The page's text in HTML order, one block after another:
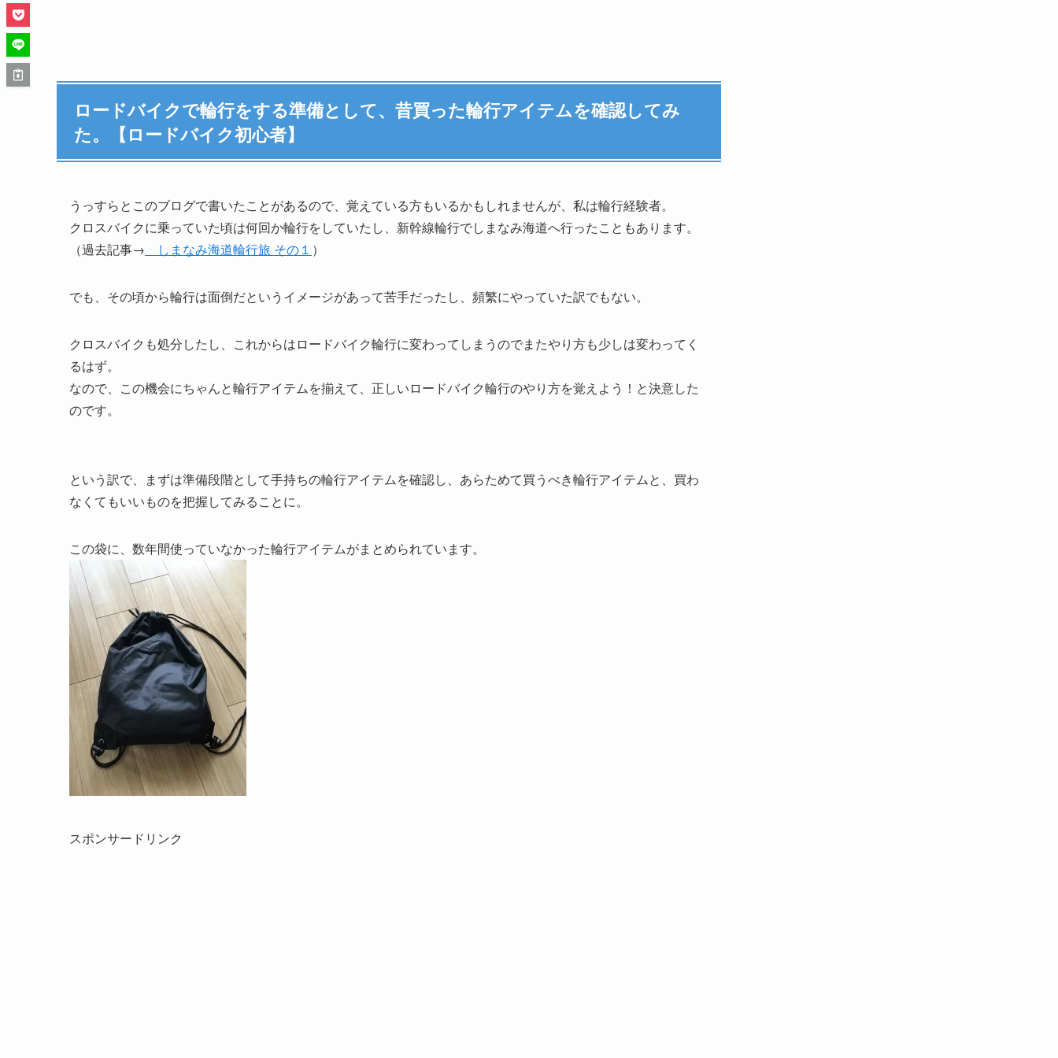
ロードバイクで輪行をする準備として、昔買った輪行アイテムを確認してみ
た。【ロードバイク初心者】
うっすらとこのブログで書いたことがあるので、覚えている方もいるかもしれませんが、私は輪行経験者。
クロスバイクに乗っていた頃は何回か輪行をしていたし、新幹線輪行でしまなみ海道へ行ったこともあります。
（過去記事→ しまなみ海道輪行旅 その１ ）
でも、その頃から輪行は面倒だというイメージがあって苦手だったし、頻繁にやっていた訳でもない。
クロスバイクも処分したし、これからはロードバイク輪行に変わってしまうのでまたやり方も少しは変わってく
るはず。
なので、この機会にちゃんと輪行アイテムを揃えて、正しいロードバイク輪行のやり方を覚えよう！と決意した
のです。
という訳で、まずは準備段階として手持ちの輪行アイテムを確認し、あらためて買うべき輪行アイテムと、買わ
なくてもいいものを把握してみることに。
この袋に、数年間使っていなかった輪行アイテムがまとめられています。
スポンサードリンク